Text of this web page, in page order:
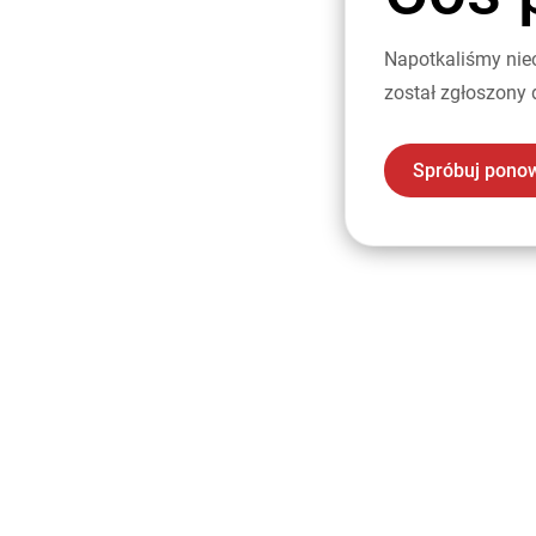
Napotkaliśmy
został zgłoszony
Spróbuj